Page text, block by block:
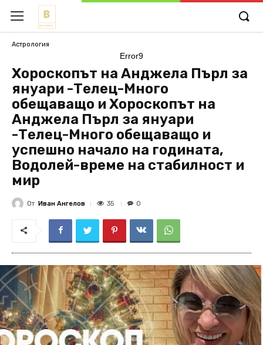
Астрология
Error9
Хороскопът на Анджела Пърл за
януари -Телец-Много
обещаващо и Хороскопът на
Анджела Пърл за януари
-Телец-Много обещаващо и
успешно начало на годината,
Водолей-време на стабилност и
мир
От Иван Ангелов 35 0